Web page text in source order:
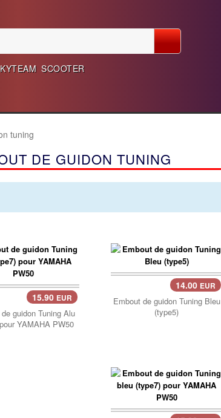
SCOOTER
tuning
DE GUIDON TUNING
15.90 EUR
guidon Tuning Alu
YAMAHA PW50
14.00 EUR
Embout de guidon Tuning Bleu
(type5)